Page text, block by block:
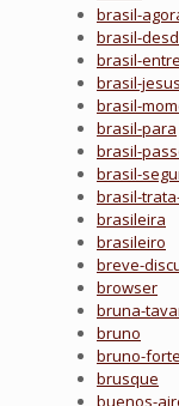
brasil-
brasil-
brasil-entre
brasil-jesus
brasil-
brasil-para
brasil-
brasil-
brasil-
brasileira
brasileiro
breve-
browser
bruna-
bruno
bruno-forte
brusque
buenos-